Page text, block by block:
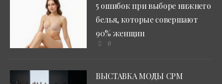
5 ошибок при выборе нижнего
белья, которые совершают
90% женщин
0
ВЫСТАВКА МОДЫ CPM